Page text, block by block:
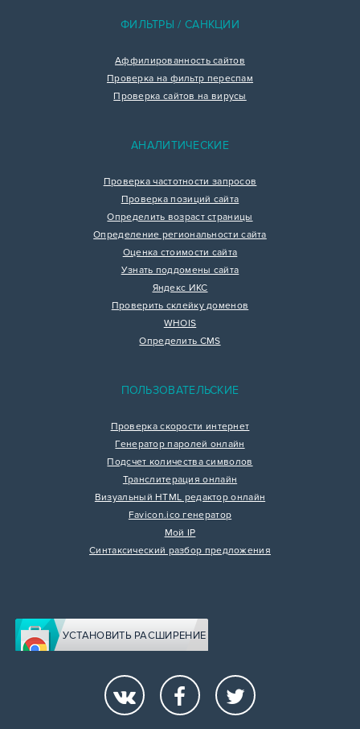
ФИЛЬТРЫ / САНКЦИИ
Аффилированность сайтов
Проверка на фильтр переспам
Проверка сайтов на вирусы
АНАЛИТИЧЕСКИЕ
Проверка частотности запросов
Проверка позиций сайта
Определить возраст страницы
Определение региональности сайта
Оценка стоимости сайта
Узнать поддомены сайта
Яндекс ИКС
Проверить склейку доменов
WHOIS
Определить CMS
ПОЛЬЗОВАТЕЛЬСКИЕ
Проверка скорости интернет
Генератор паролей онлайн
Подсчет количества символов
Транслитерация онлайн
Визуальный HTML редактор онлайн
Favicon.ico генератор
Мой IP
Синтаксический разбор предложения
УСТАНОВИТЬ РАСШИРЕНИЕ